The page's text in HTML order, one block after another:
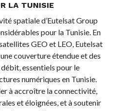
LA TUNISIE
spatiale d’Eutelsat Group
pour la Tunisie. En
GEO et LEO, Eutelsat
couverture étendue et des
essentiels pour le
numériques en Tunisie.
à accroître la connectivité,
et éloignées, et à soutenir